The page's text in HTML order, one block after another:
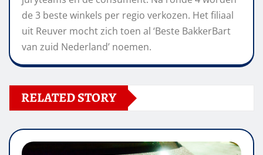
de 3 beste winkels per regio verkozen. Het filiaal
uit Reuver mocht zich toen al ‘Beste BakkerBart
van zuid Nederland’ noemen.
RELATED STORY